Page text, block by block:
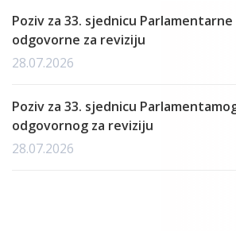
Poziv za 33. sjednicu
odgovorne za reviziju
28.07.2026
Poziv za 33. sjednicu
odgovornog za reviziju
28.07.2026